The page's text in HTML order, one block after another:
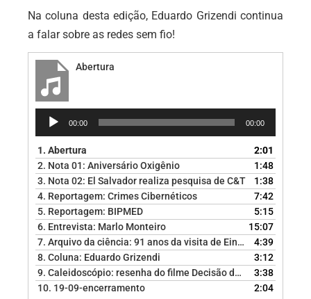
Na coluna desta edição, Eduardo Grizendi continua
a falar sobre as redes sem fio!
Abertura
Tocador
áudio
00:00 00:00
1. Abertura
2:01
2. Nota 01: Aniversário Oxigênio
1:48
3. Nota 02: El Salvador realiza pesquisa de C&T
1:38
4. Reportagem: Crimes Cibernéticos
7:42
5. Reportagem: BIPMED
5:15
6. Entrevista: Marlo Monteiro
15:07
7. Arquivo da ciência: 91 anos da visita de Einstein ao Brasil
4:39
8. Coluna: Eduardo Grizendi
3:12
9. Caleidoscópio: resenha do filme Decisão de Risco
3:38
10. 19-09-encerramento 2:04